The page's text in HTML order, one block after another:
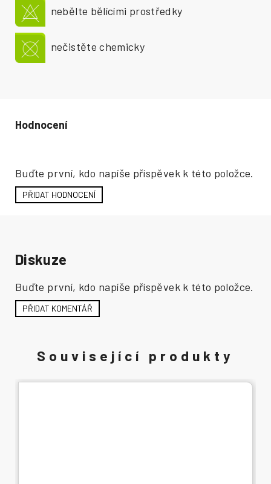
Buďte první, kdo napíše příspěvek k této položce.
PŘIDAT HODNOCENÍ
Diskuze
Buďte první, kdo napíše příspěvek k této položce.
PŘIDAT KOMENTÁŘ
nebělte bělícími prostředky
nečistěte chemicky